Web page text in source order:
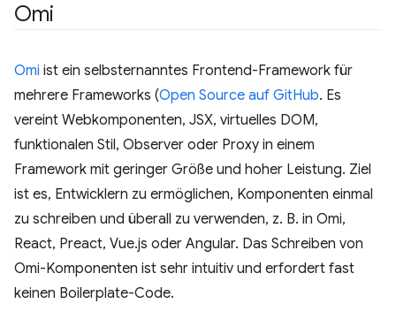
Omi
Omi ist ein selbsternanntes Frontend-Framework für
mehrere Frameworks (Open Source auf GitHub. Es
vereint Webkomponenten, JSX, virtuelles DOM,
funktionalen Stil, Observer oder Proxy in einem
Framework mit geringer Größe und hoher Leistung. Ziel
ist es, Entwicklern zu ermöglichen, Komponenten einmal
zu schreiben und überall zu verwenden, z. B. in Omi,
React, Preact, Vue.js oder Angular. Das Schreiben von
Omi-Komponenten ist sehr intuitiv und erfordert fast
keinen Boilerplate-Code.